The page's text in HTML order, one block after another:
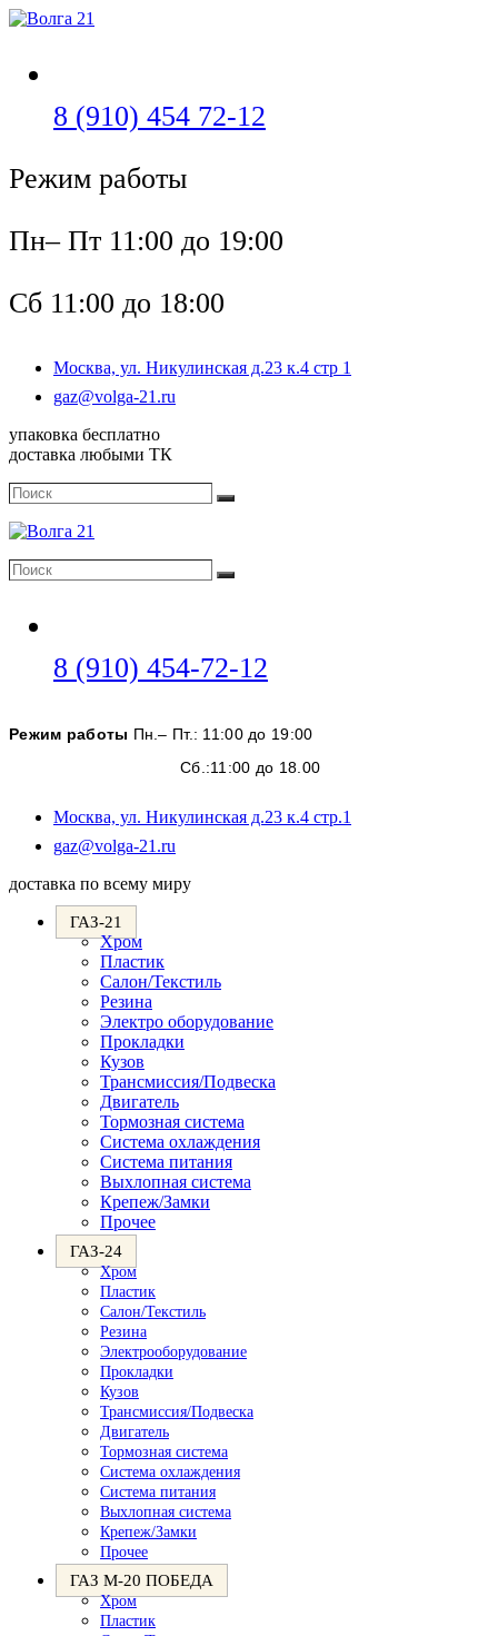
Перейти
8 (910) 454 72-12
Режим работы
Пн– Пт 11:00 до 19:00
Сб 11:00 до 18:00
Москва, ул. Никулинская д.23 к.4 стр 1
gaz@volga-21.ru
упаковка бесплатно
доставка любыми ТК
Поиск
Поиск
Поиск
Поиск
8 (910) 454-72-12
вашем
приложении
Режим работы Пн.– Пт.: 11:00 до 19:00
Сб.:11:00 до 18.00
Москва, ул. Никулинская д.23 к.4 стр.1
gaz@volga-21.ru
вашем
доставка по всему миру
ГАЗ-21
Хром
Пластик
Салон/Текстиль
Резина
Электро оборудование
Прокладки
Кузов
Трансмиссия/Подвеска
Двигатель
Тормозная система
Система охлаждения
Система питания
Выхлопная система
Крепеж/Замки
Прочее
ГАЗ-24
Хром
Пластик
Салон/Текстиль
Резина
Электрооборудование
Прокладки
Кузов
Трансмиссия/Подвеска
Двигатель
Тормозная система
Система охлаждения
Система питания
Выхлопная система
Крепеж/Замки
Прочее
ГАЗ М-20 ПОБЕДА
Хром
Пластик